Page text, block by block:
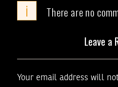
i There are no
Leave a
Your email address will